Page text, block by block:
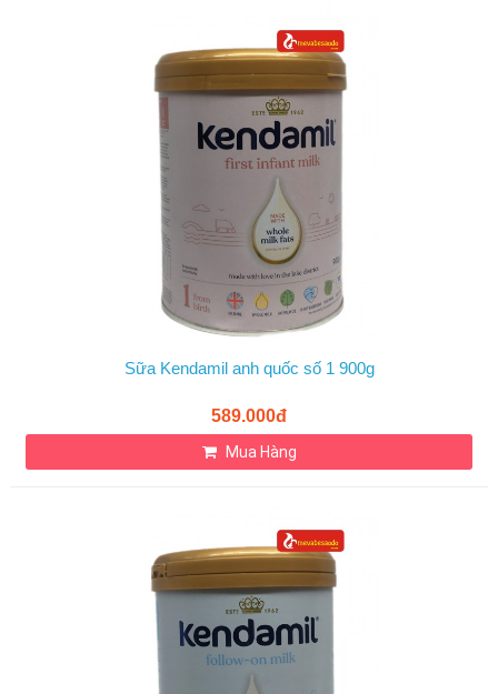
Sữa Kendamil anh quốc số 1 900g
589.000đ
Mua Hàng